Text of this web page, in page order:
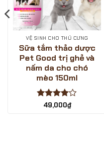
VỆ SINH CHO THÚ CƯNG
Sữa tắm thảo dược
Pet Good trị ghẻ và
nấm da cho chó
mèo 150ml
Được
49,000₫